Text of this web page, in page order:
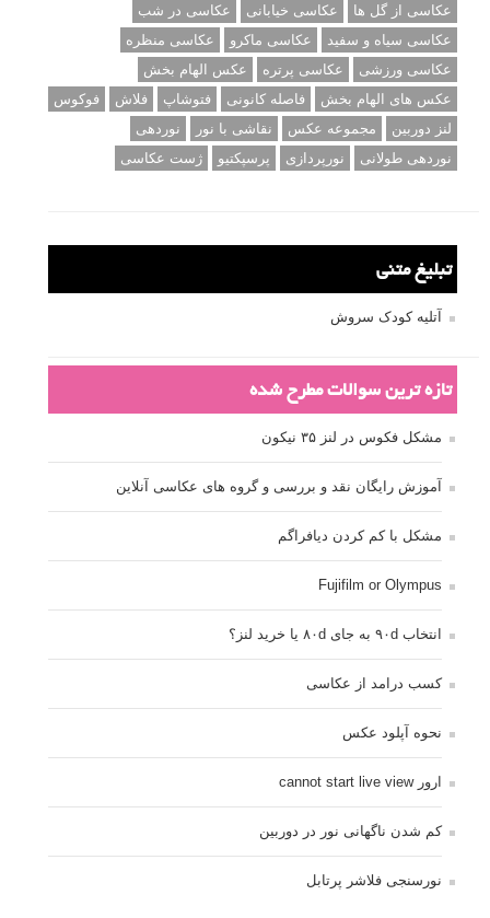
عکاسی از گل ها
عکاسی خیابانی
عکاسی در شب
عکاسی سیاه و سفید
عکاسی ماکرو
عکاسی منظره
عکاسی ورزشی
عکاسی پرتره
عکس الهام بخش
عکس های الهام بخش
فاصله کانونی فتوشاپ فلاش
فوکوس
لنز دوربین
مجموعه عکس نقاشی با نور
نوردهی
نوردهی طولانی
نورپردازی پرسپکتیو ژست عکاسی
تبلیغ متنی
آتلیه کودک سروش
تازه ترین سوالات مطرح شده
مشکل فکوس در لنز ۳۵ نیکون
آموزش رایگان نقد و بررسی و گروه های عکاسی آنلاین
مشکل با کم کردن دیافراگم
Fujifilm or Olympus
انتخاب ۹۰d به جای ۸۰d یا خرید لنز؟
کسب درامد از عکاسی
نحوه آپلود عکس
ارور cannot start live view
کم شدن ناگهانی نور در دوربین
نورسنجی فلاشر پرتابل